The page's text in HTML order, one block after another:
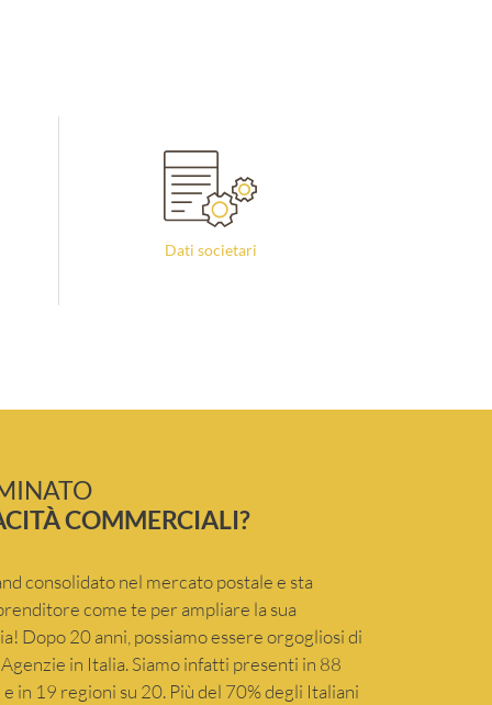
Dati societari
COMMERCIALI?
consolidato nel mercato postale e sta
come te per ampliare la sua
Dopo 20 anni, possiamo essere orgogliosi di
in Italia. Siamo infatti presenti in 88
in 19 regioni su 20. Più del 70% degli Italiani